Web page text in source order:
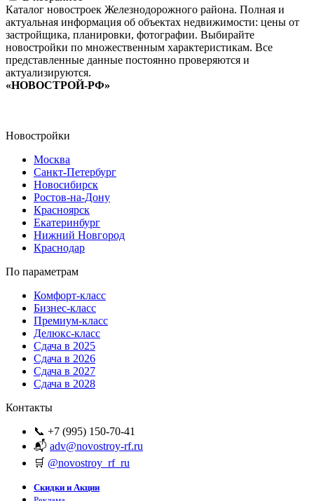
Каталог новостроек Железнодорожного района. Полная и
актуальная информация об объектах недвижимости: цены от
застройщика, планировки, фотографии. Выбирайте
новостройки по множественным характеристикам. Все
представленные данные постоянно проверяются и
актуализируются.
«НОВОСТРОЙ-РФ»
Новостройки
Москва
Санкт-Петербург
Новосибирск
Ростов-на-Дону
Красноярск
Екатеринбург
Нижний Новгород
Краснодар
По параметрам
Комфорт-класс
Бизнес-класс
Премиум-класс
Делюкс-класс
Сдача в 2025
Сдача в 2026
Сдача в 2027
Сдача в 2028
Контакты
📞 +7 (995) 150-70-41
📬 adv@novostroy-rf.ru
🛒 @novostroy_rf_ru
Скидки и Акции